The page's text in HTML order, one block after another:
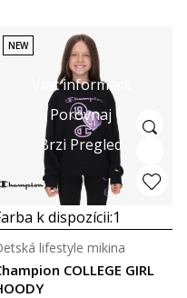
Viac informácií
Porovnaj
Brzi Pregled
NEW
k dispozícii:1
COLLEGE GIRL
lifestyle mikina